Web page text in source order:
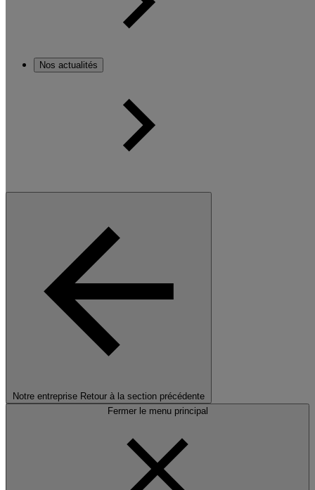
Nos actualités
Notre entreprise Retour à la section précédente
Fermer le menu principal